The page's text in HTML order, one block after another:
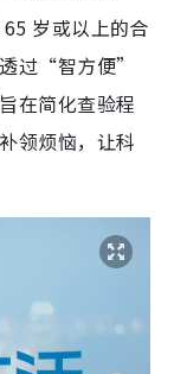
岁或以上的合
过“智方便”
在简化查验程
领烦恼，让科